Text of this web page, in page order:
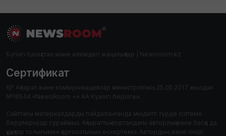
Бүгінгі Қазақстан және әлемдегі жаңалықтар | Newsroom.kz
Сертификат
ҚР Ақпарат және коммуникациялар министрлігінің 25.05.2017 жылдан
№16544 «NewsRoom +» АА Куәлігі берілген.
Сайттағы материалдарды пайдаланғанда міндетті түрде сілтеме
берулеріңізді сұраймыз. Ақпараттық порталдағы авторлық және басқа да
құқықтар толығымен қорғалатынын ескертеміз. Автордың жеке пікірі